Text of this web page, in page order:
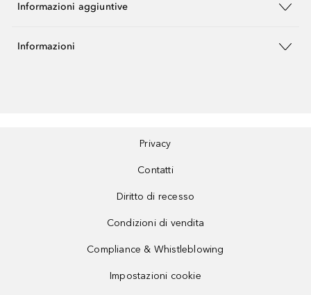
Informazioni aggiuntive
Informazioni
Privacy
Contatti
Diritto di recesso
Condizioni di vendita
Compliance & Whistleblowing
Impostazioni cookie